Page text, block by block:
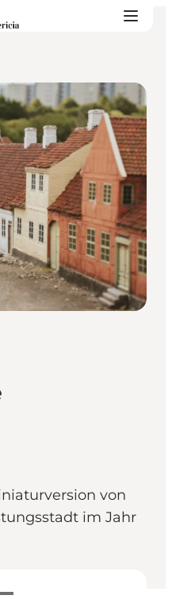
von
im Jahr